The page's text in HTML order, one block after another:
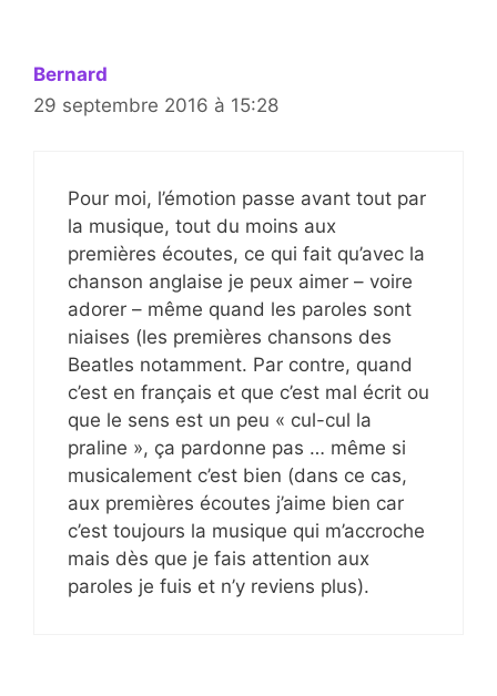
Bernard
29 septembre 2016 à 15:28
Pour moi, l’émotion passe avant tout par
la musique, tout du moins aux
premières écoutes, ce qui fait qu’avec la
chanson anglaise je peux aimer – voire
adorer – même quand les paroles sont
niaises (les premières chansons des
Beatles notamment. Par contre, quand
c’est en français et que c’est mal écrit ou
que le sens est un peu « cul-cul la
praline », ça pardonne pas … même si
musicalement c’est bien (dans ce cas,
aux premières écoutes j’aime bien car
c’est toujours la musique qui m’accroche
mais dès que je fais attention aux
paroles je fuis et n’y reviens plus).